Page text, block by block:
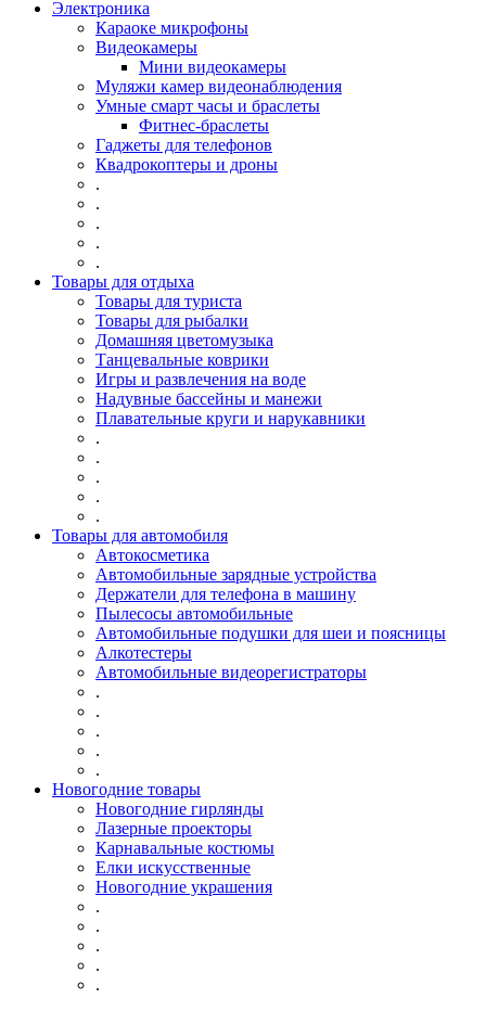
Электроника
Караоке микрофоны
Видеокамеры
Мини видеокамеры
Муляжи камер видеонаблюдения
Умные смарт часы и браслеты
Фитнес-браслеты
Гаджеты для телефонов
Квадрокоптеры и дроны
.
.
.
.
.
Товары для отдыха
Товары для туриста
Товары для рыбалки
Домашняя цветомузыка
Танцевальные коврики
Игры и развлечения на воде
Надувные бассейны и манежи
Плавательные круги и нарукавники
.
.
.
.
.
Товары для автомобиля
Автокосметика
Автомобильные зарядные устройства
Держатели для телефона в машину
Пылесосы автомобильные
Автомобильные подушки для шеи и поясницы
Алкотестеры
Автомобильные видеорегистраторы
.
.
.
.
.
Новогодние товары
Новогодние гирлянды
Лазерные проекторы
Карнавальные костюмы
Елки искусственные
Новогодние украшения
.
.
.
.
.